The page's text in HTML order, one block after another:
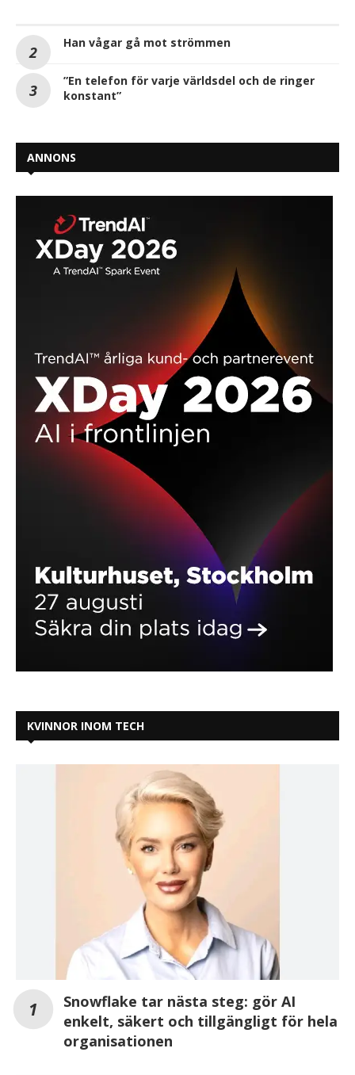
Han vågar gå mot strömmen
”En telefon för varje världsdel och de ringer
konstant”
ANNONS
KVINNOR INOM TECH
Snowflake tar nästa steg: gör AI
enkelt, säkert och tillgängligt för hela
organisationen